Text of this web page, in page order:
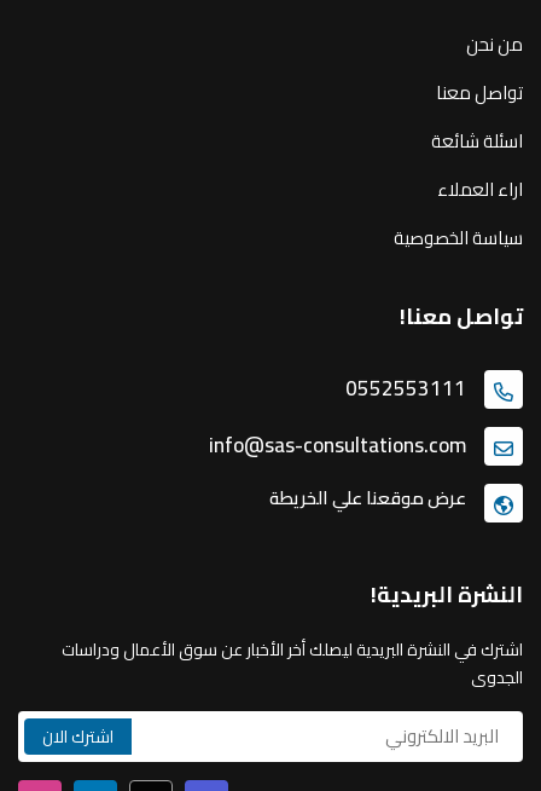
من نحن
تواصل معنا
اسئلة شائعة
اراء العملاء
سياسة الخصوصية
تواصل معنا!
0552553111
info@sas-consultations.com
عرض موقعنا علي الخريطة
النشرة البريدية!
اشترك في النشرة البريدية ليصلك أخر الأخبار عن سوق الأعمال ودراسات
الجدوى